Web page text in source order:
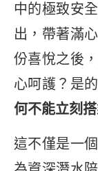
中的極致安
出，帶著滿
份喜悅之後
心呵護？是
何不能立刻
這不僅是一